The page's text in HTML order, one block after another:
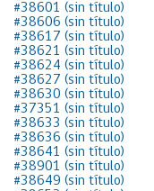
#38601 (sin título)
#38606 (sin título)
#38617 (sin título)
#38621 (sin título)
#38624 (sin título)
#38627 (sin título)
#38630 (sin título)
#37351 (sin título)
#38633 (sin título)
#38636 (sin título)
#38641 (sin título)
#38901 (sin título)
#38649 (sin título)